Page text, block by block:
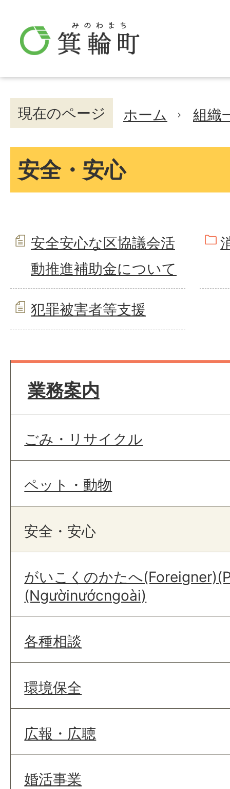
現在のページ ホーム 組織
安全・安心
安全安心な区協議会活
動推進補助金について
犯罪被害者等支援
業務案内
ごみ・リサイクル
ペット・動物
安全・安心
がいこくのかたへ
(Ngườinướcngoài)
各種相談
環境保全
広報・広聴
婚活事業